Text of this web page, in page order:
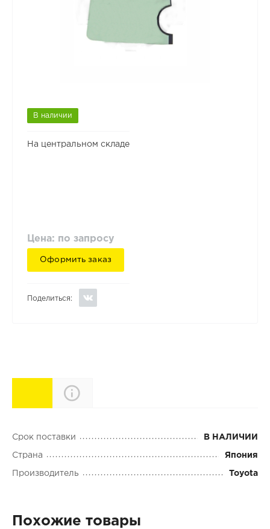
В наличии
На центральном складе
Цена: по запросу
Оформить заказ
Поделиться:
Характеристики
Срок поставки В НАЛИЧИИ
Страна Япония
Производитель Toyota
Похожие товары